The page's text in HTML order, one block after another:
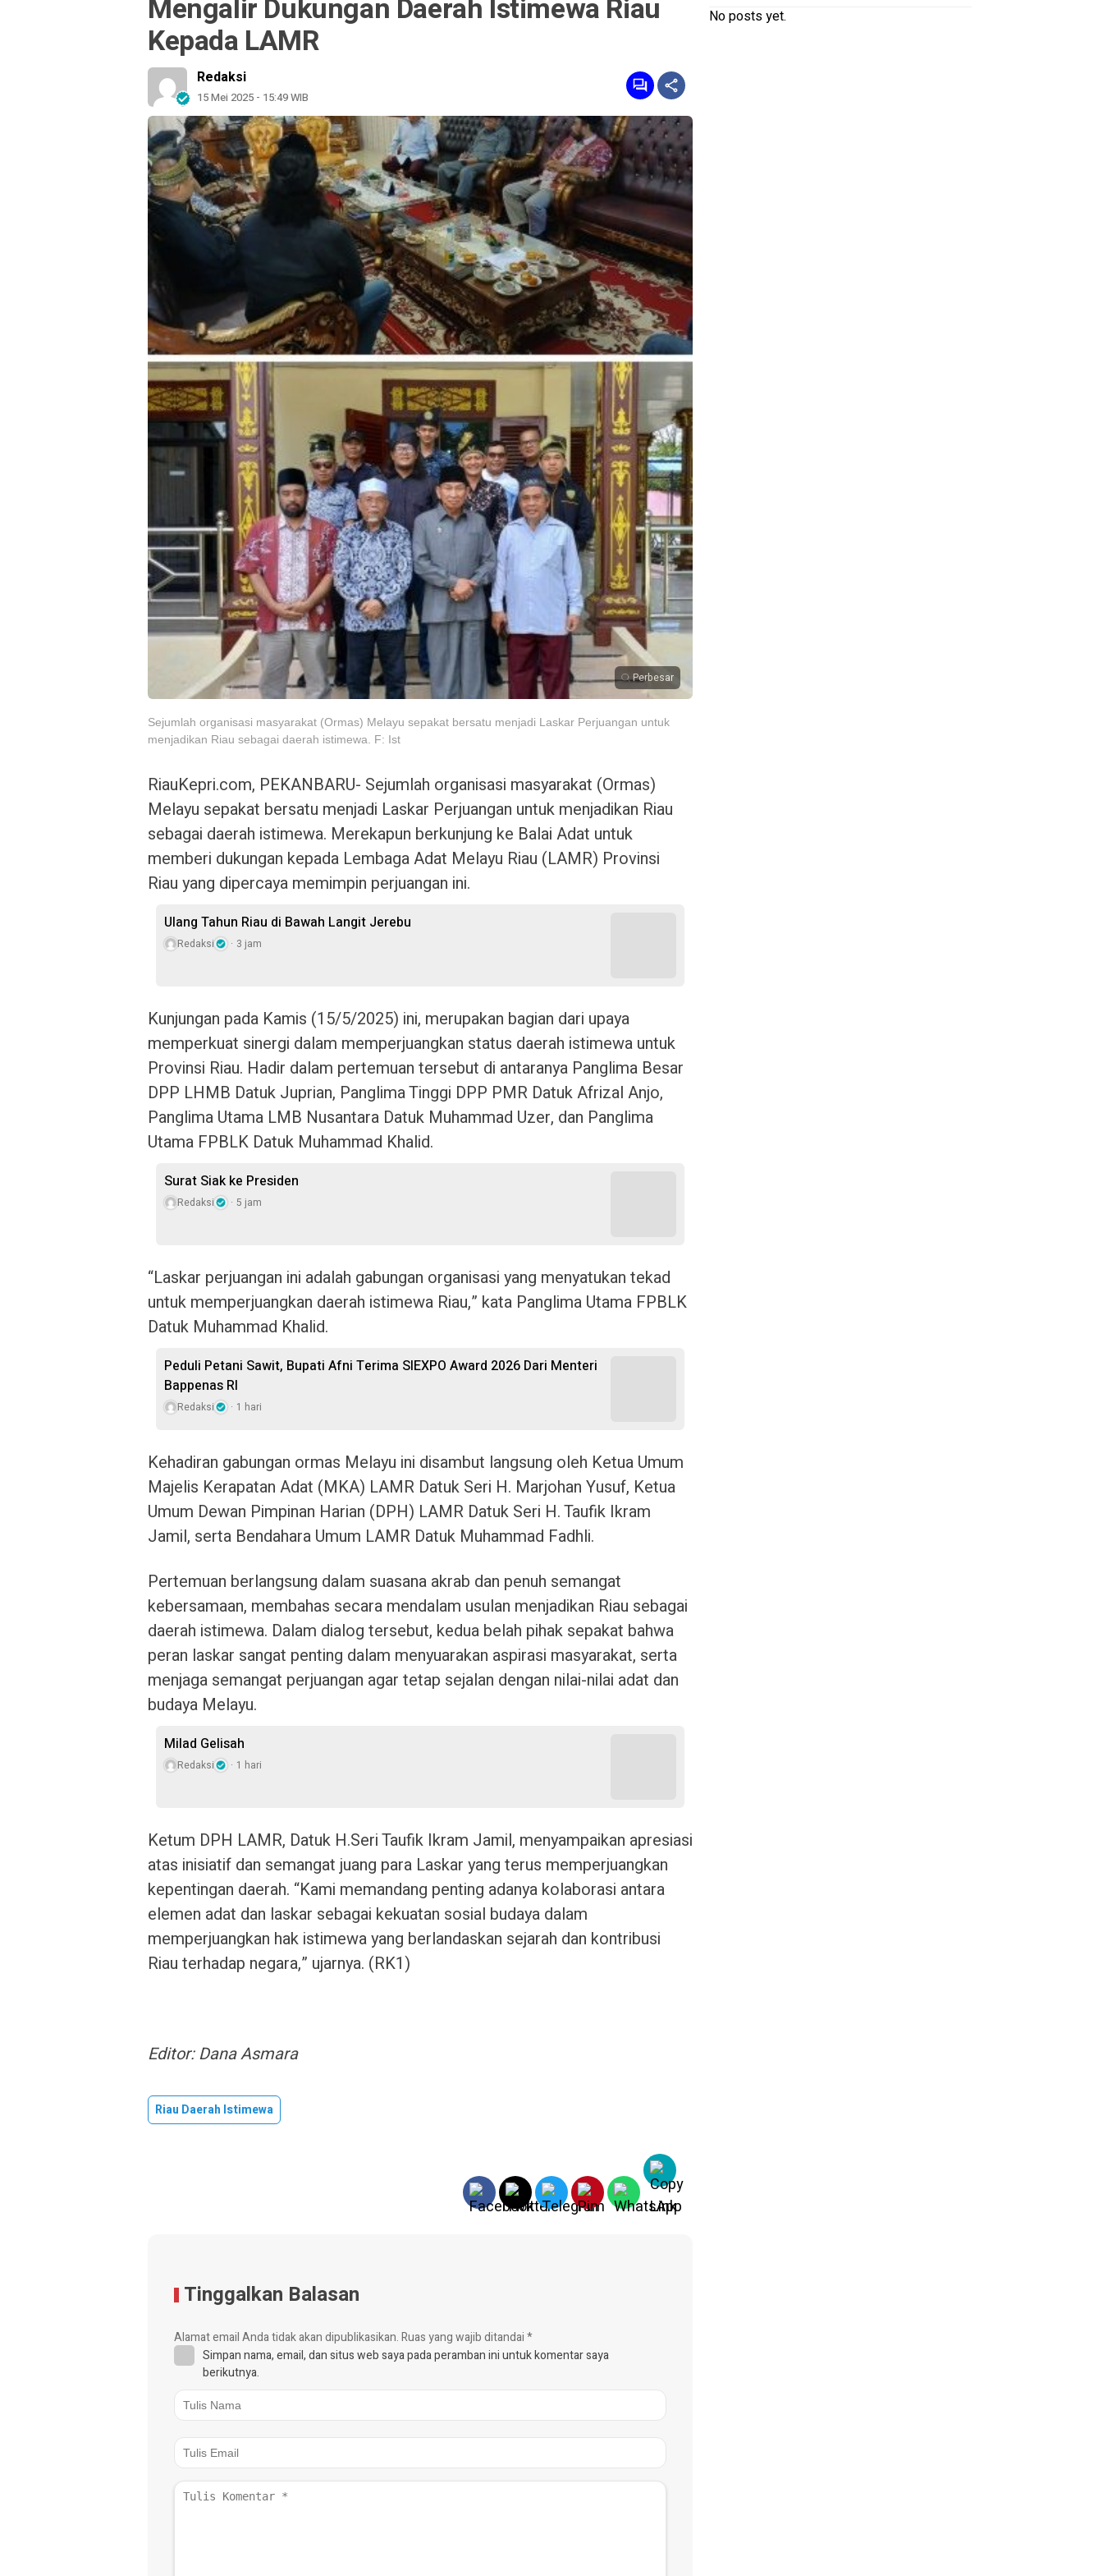
Mengalir Dukungan Daerah Istimewa Riau
Kepada LAMR
Redaksi
15 Mei 2025 - 15:49 WIB
Perbesar
Sejumlah organisasi masyarakat (Ormas) Melayu sepakat bersatu menjadi Laskar Perjuangan untuk
menjadikan Riau sebagai daerah istimewa. F: Ist
RiauKepri.com, PEKANBARU- Sejumlah organisasi masyarakat (Ormas)
Melayu sepakat bersatu menjadi Laskar Perjuangan untuk menjadikan Riau
sebagai daerah istimewa. Merekapun berkunjung ke Balai Adat untuk
memberi dukungan kepada Lembaga Adat Melayu Riau (LAMR) Provinsi
Riau yang dipercaya memimpin perjuangan ini.
Ulang Tahun Riau di Bawah Langit Jerebu
Redaksi 3 jam
Kunjungan pada Kamis (15/5/2025) ini, merupakan bagian dari upaya
memperkuat sinergi dalam memperjuangkan status daerah istimewa untuk
Provinsi Riau. Hadir dalam pertemuan tersebut di antaranya Panglima Besar
DPP LHMB Datuk Juprian, Panglima Tinggi DPP PMR Datuk Afrizal Anjo,
Panglima Utama LMB Nusantara Datuk Muhammad Uzer, dan Panglima
Utama FPBLK Datuk Muhammad Khalid.
Surat Siak ke Presiden
Redaksi 5 jam
“Laskar perjuangan ini adalah gabungan organisasi yang menyatukan tekad
untuk memperjuangkan daerah istimewa Riau,” kata Panglima Utama FPBLK
Datuk Muhammad Khalid.
Peduli Petani Sawit, Bupati Afni Terima SIEXPO Award 2026 Dari Menteri
Bappenas RI
Redaksi 1 hari
Kehadiran gabungan ormas Melayu ini disambut langsung oleh Ketua Umum
Majelis Kerapatan Adat (MKA) LAMR Datuk Seri H. Marjohan Yusuf, Ketua
Umum Dewan Pimpinan Harian (DPH) LAMR Datuk Seri H. Taufik Ikram
Jamil, serta Bendahara Umum LAMR Datuk Muhammad Fadhli.
Pertemuan berlangsung dalam suasana akrab dan penuh semangat
kebersamaan, membahas secara mendalam usulan menjadikan Riau sebagai
daerah istimewa. Dalam dialog tersebut, kedua belah pihak sepakat bahwa
peran laskar sangat penting dalam menyuarakan aspirasi masyarakat, serta
menjaga semangat perjuangan agar tetap sejalan dengan nilai-nilai adat dan
budaya Melayu.
Milad Gelisah
Redaksi 1 hari
Ketum DPH LAMR, Datuk H.Seri Taufik Ikram Jamil, menyampaikan apresiasi
atas inisiatif dan semangat juang para Laskar yang terus memperjuangkan
kepentingan daerah. “Kami memandang penting adanya kolaborasi antara
elemen adat dan laskar sebagai kekuatan sosial budaya dalam
memperjuangkan hak istimewa yang berlandaskan sejarah dan kontribusi
Riau terhadap negara,” ujarnya. (RK1)
Editor: Dana Asmara
Riau Daerah Istimewa
Tinggalkan Balasan
Alamat email Anda tidak akan dipublikasikan.Ruas yang wajib ditandai*
Simpan nama, email, dan situs web saya pada peramban ini untuk komentar saya
berikutnya.
No posts yet.